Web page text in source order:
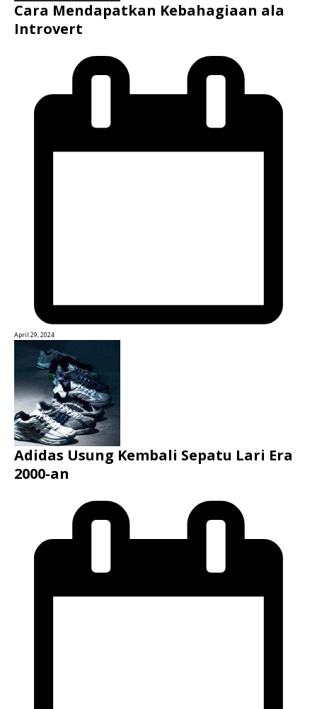
Cara Mendapatkan Kebahagiaan ala
Introvert
April 29, 2024
Adidas Usung Kembali Sepatu Lari Era
2000-an